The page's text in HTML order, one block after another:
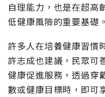
自理能力，也是在超高
低健康風險的重要基礎。
許多人在培養健康習慣
許志成也建議，民眾可
健康促進服務，透過穿
數或健康目標時，即可